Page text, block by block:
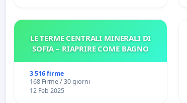
LE TERME CENTRALI MINERALI DI
SOFIA – RIAPRIRE COME BAGNO
3 516 firme
168 Firme / 30 giorni
12 Feb 2025